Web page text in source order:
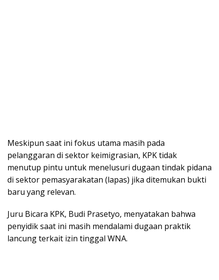
Meskipun saat ini fokus utama masih pada
pelanggaran di sektor keimigrasian, KPK tidak
menutup pintu untuk menelusuri dugaan tindak pidana
di sektor pemasyarakatan (lapas) jika ditemukan bukti
baru yang relevan.
Juru Bicara KPK, Budi Prasetyo, menyatakan bahwa
penyidik saat ini masih mendalami dugaan praktik
lancung terkait izin tinggal WNA.